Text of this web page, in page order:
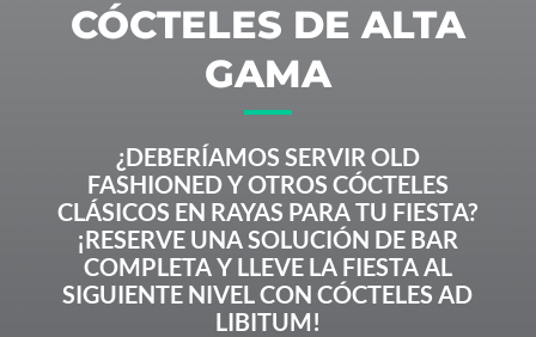
CÓCTELES DE ALTA
GAMA
¿DEBERÍAMOS SERVIR OLD
FASHIONED Y OTROS CÓCTELES
CLÁSICOS EN RAYAS PARA TU FIESTA?
¡RESERVE UNA SOLUCIÓN DE BAR
COMPLETA Y LLEVE LA FIESTA AL
SIGUIENTE NIVEL CON CÓCTELES AD
LIBITUM!